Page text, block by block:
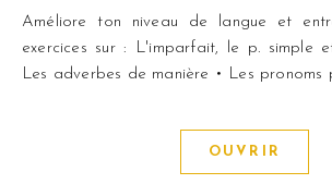
Améliore ton niveau de langue et entraîne-toi avec nos
exercices sur : L'imparfait, le p. simple
Les adverbes de manière • Les pronoms
OUVRIR